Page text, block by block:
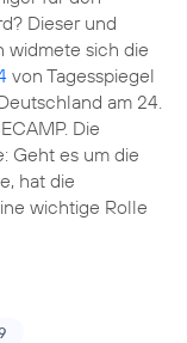
Dieser und
widmete sich die
von Tagesspiegel
am 24.
Die
Geht es um die
hat die
wichtige Rolle